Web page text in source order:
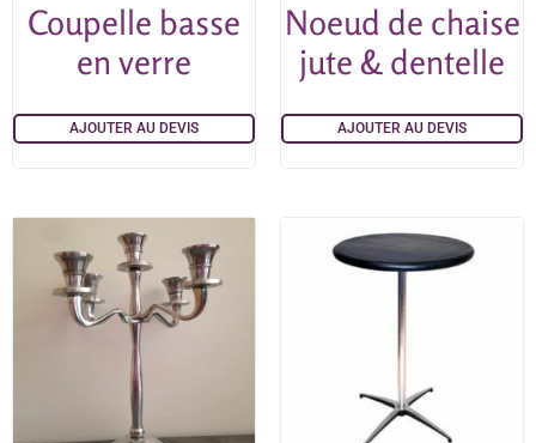
Coupelle basse
en verre
AJOUTER AU DEVIS
Noeud de chaise
jute & dentelle
AJOUTER AU DEVIS